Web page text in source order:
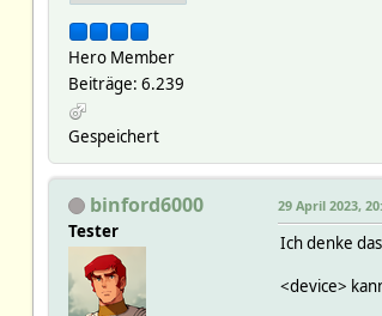
Hero Member
Beiträge: 6.239
Gespeichert
binford6000
Tester
29 April 2023,
Ich denke
<device>